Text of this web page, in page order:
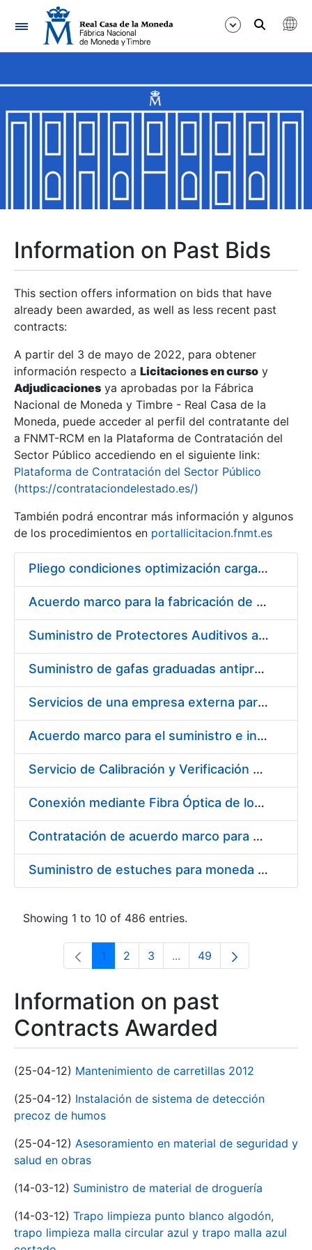
Navigation
Show/Hide
Show/Hide
Show/Hide
Show/Hide
Show/Hide
Show/Hide
Information on Past Bids
This section offers information on bids that have
already been awarded, as well as less recent past
contracts:
A partir del 3 de mayo de 2022, para obtener
información respecto a Licitaciones en curso y
Adjudicaciones ya aprobadas por la Fábrica
Nacional de Moneda y Timbre - Real Casa de la
Moneda, puede acceder al perfil del contratante del
a FNMT-RCM en la Plataforma de Contratación del
Sector Público accediendo en el siguiente link:
Plataforma de Contratación del Sector Público
(https://contrataciondelestado.es/)
También podrá encontrar más información y algunos
de los procedimientos en portallicitacion.fnmt.es
Pliego condiciones optimización cargas compras firmado
Acuerdo marco para la fabricación de piezas
Suministro de Protectores Auditivos a medida para las personas trabajadoras de los Centros de Trabajo de Madrid y Burgos
Suministro de gafas graduadas antiproyecciones para los trabajadores de la FNMT-RCM en los centros de trabajo de Madrid y Burgos
Servicios de una empresa externa para el asesoramiento y resolución de los recursos de alzada que se presentan relacionados con procesos de selección para la FNMT-RCM
Acuerdo marco para el suministro e instalación de persianas, estores y otros complementos
Servicio de Calibración y Verificación Externa de los Equipos de Medición del Servicio de Prevención de la FNMT-RCM
Conexión mediante Fibra Óptica de los Centros de Proceso de Datos (CPDs) de las sedes de la FNMT-RCM de Burgos y Madrid
Contratación de acuerdo marco para el Suministro de Material de Electricidad para la Fábrica Nacional de Moneda y Timbre-Real Casa de la Moneda en su centro de trabajo de Burgos
Suministro de estuches para moneda de 30 €
Showing 1 to 10 of 486 entries.
Page
1 Page
2 Page
3 ...Intermediate Pages Use
Page
49
Information on past
Contracts Awarded
(25-04-12) Mantenimiento de carretillas 2012
(25-04-12) Instalación de sistema de detección
precoz de humos
(25-04-12) Asesoramiento en material de seguridad y
salud en obras
(14-03-12) Suministro de material de droguería
(14-03-12) Trapo limpieza punto blanco algodón,
trapo limpieza malla circular azul y trapo malla azul